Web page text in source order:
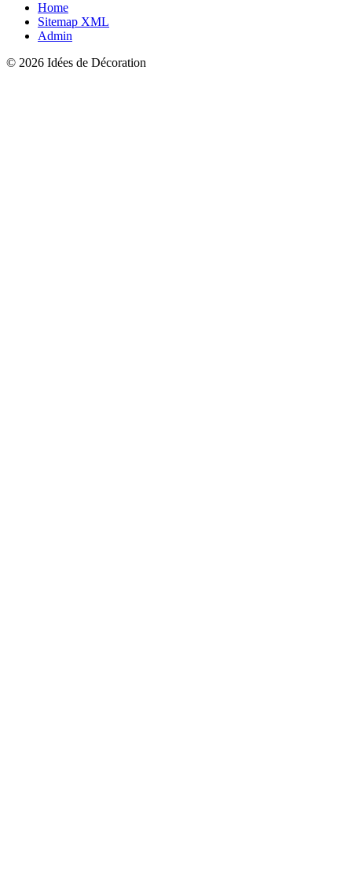
Home
Sitemap XML
Admin
© 2026 Idées de Décoration